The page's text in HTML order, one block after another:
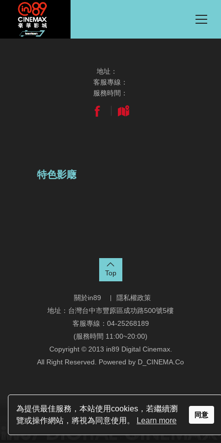
為提供最佳服務，本站使用cookies，若繼續瀏
覽或操作網站，將視為同意使用。
Learn more
同意
地址：
客服專線：
服務時間：
特色影廰
Top
關於in89
隱私權政策
地址：台灣台中市豐原區成功路500號5樓
客服專線：04-25268189
(服務時間 11:00~20:00)
Copyright © 2013 in89 Digital Cinemax.
All Right Reserved. Powered by D_CINEMA.Co